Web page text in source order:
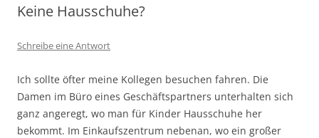
Keine Hausschuhe?
Schreibe eine Antwort
Ich sollte öfter meine Kollegen besuchen fahren. Die
Damen im Büro eines Geschäftspartners unterhalten sich
ganz angeregt, wo man für Kinder Hausschuhe her
bekommt. Im Einkaufszentrum nebenan, wo ein großer